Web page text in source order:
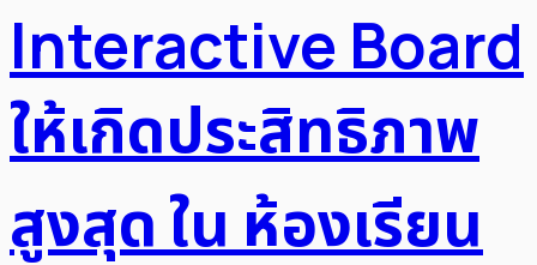
Interactive Board
ให้เกิดประสิทธิภาพ
สูงสุด ใน ห้องเรียน